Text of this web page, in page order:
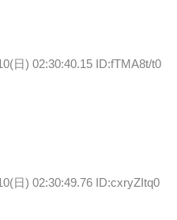
日) 02:30:40.15 ID:fTMA8t/t0
日) 02:30:49.76 ID:cxryZItq0